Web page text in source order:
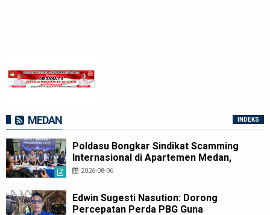
MEDAN INDEKS
Poldasu Bongkar Sindikat Scamming
Internasional di Apartemen Medan,
Korban Rugi Rp6,7 Miliar
2026-08-06
Edwin Sugesti Nasution: Dorong
Percepatan Perda PBG Guna